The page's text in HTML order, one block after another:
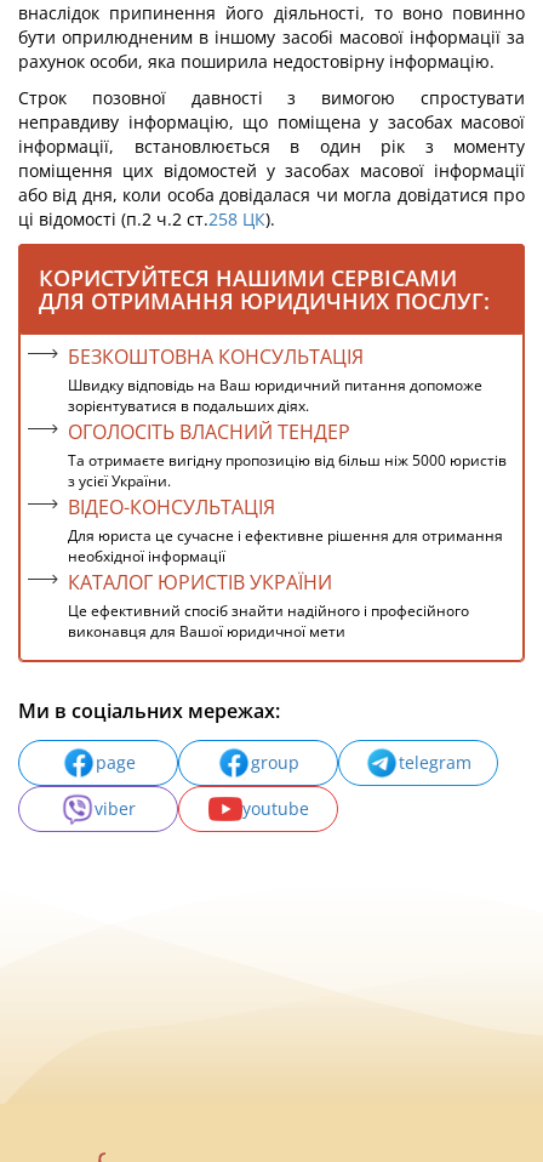
внаслідок припинення його діяльності, то воно повинно
бути оприлюдненим в іншому засобі масової інформації за
рахунок особи, яка поширила недостовірну інформацію.
Строк позовної давності з вимогою спростувати
неправдиву інформацію, що поміщена у засобах масової
інформації, встановлюється в один рік з моменту
поміщення цих відомостей у засобах масової інформації
або від дня, коли особа довідалася чи могла довідатися про
ці відомості (п.2 ч.2 ст.258 ЦК).
КОРИСТУЙТЕСЯ НАШИМИ СЕРВІСАМИ
ДЛЯ ОТРИМАННЯ ЮРИДИЧНИХ ПОСЛУГ:
БЕЗКОШТОВНА КОНСУЛЬТАЦІЯ
Швидку відповідь на Ваш юридичний питання допоможе
зорієнтуватися в подальших діях.
ОГОЛОСІТЬ ВЛАСНИЙ ТЕНДЕР
Та отримаєте вигідну пропозицію від більш ніж 5000 юристів
з усієї України.
ВІДЕО-КОНСУЛЬТАЦІЯ
Для юриста це сучасне і ефективне рішення для отримання
необхідної інформації
КАТАЛОГ ЮРИСТІВ УКРАЇНИ
Це ефективний спосіб знайти надійного і професійного
виконавця для Вашої юридичної мети
Ми в соціальних мережах:
page group
telegram
viber
youtube